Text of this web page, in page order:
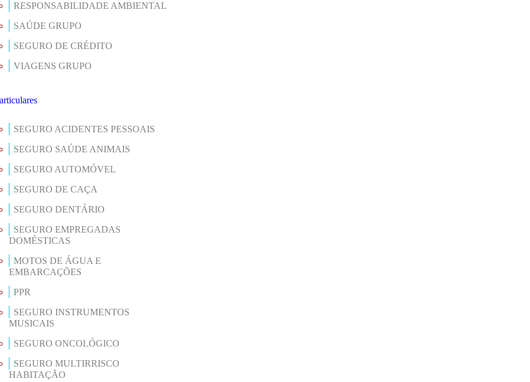
RESPONSABILIDADE AMBIENTAL
SAÚDE GRUPO
SEGURO DE CRÉDITO
VIAGENS GRUPO
SEGURO ACIDENTES PESSOAIS
SEGURO SAÚDE ANIMAIS
SEGURO AUTOMÓVEL
SEGURO DE CAÇA
SEGURO DENTÁRIO
SEGURO EMPREGADAS
DOMÉSTICAS
MOTOS DE ÁGUA E
EMBARCAÇÕES
PPR
SEGURO INSTRUMENTOS
MUSICAIS
SEGURO ONCOLÓGICO
SEGURO MULTIRRISCO
HABITAÇÃO